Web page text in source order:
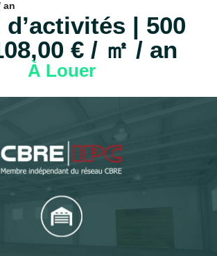
an
| 500
€ / ㎡ / an
À Louer